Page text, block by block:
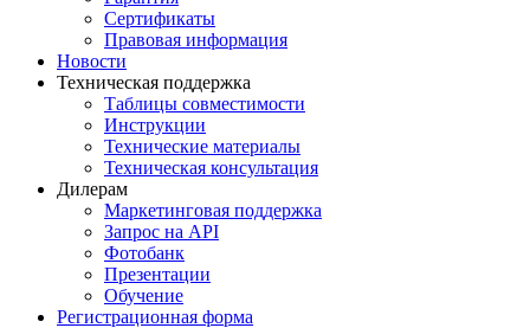
Сертификаты
Правовая информация
Новости
Техническая поддержка
Таблицы совместимости
Инструкции
Технические материалы
Техническая консультация
Дилерам
Маркетинговая поддержка
Запрос на API
Фотобанк
Презентации
Обучение
Регистрационная форма